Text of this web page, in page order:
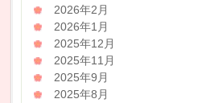
2026年2月
2026年1月
2025年12月
2025年11月
2025年9月
2025年8月